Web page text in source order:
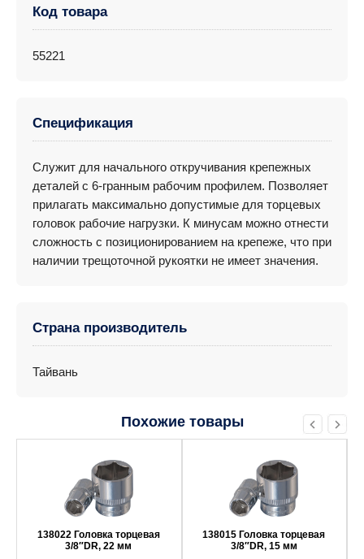
Код товара
55221
Спецификация
Служит для начального откручивания крепежных
деталей с 6-гранным рабочим профилем. Позволяет
прилагать максимально допустимые для торцевых
головок рабочие нагрузки. К минусам можно отнести
сложность с позиционированием на крепеже, что при
наличии трещоточной рукоятки не имеет значения.
Страна производитель
Тайвань
Похожие товары
138022 Головка торцевая
3/8″DR, 22 мм
138015 Головка торцевая
3/8″DR, 15 мм